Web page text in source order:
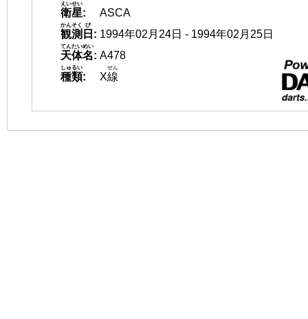
衛星
えいせい
:
ASCA
観測
かんそく
日
び
: 1994年02月24日 - 1994年02月25日
天体名
てんたいめい
: A478
種類
しゅるい
: X線
せん